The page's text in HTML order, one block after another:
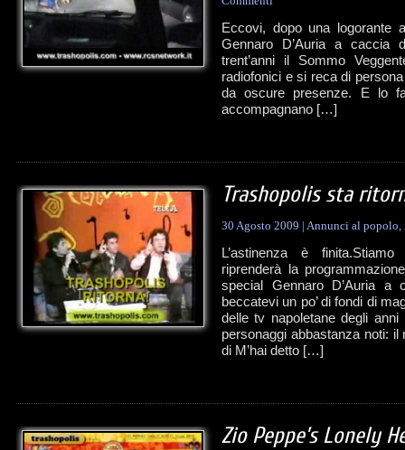
Eccovi, dopo una logorante
Gennaro D’Auria a
trent’anni il Sommo
radiofonici e si reca di
da oscure presenze. E lo
accompagnano […]
Trashopolis sta
30 Agosto 2009 | Annunci al popolo,
L’astinenza è
riprenderà la
special Gennaro D’Auria a
beccatevi un po’ di fondi di
delle tv napoletane degli anni
personaggi abbastanza noti:
di M’hai detto […]
Zio Peppe’s Lonely